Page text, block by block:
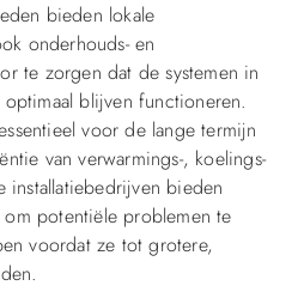
bieden lokale
onderhouds- en
te zorgen dat de systemen in
blijven functioneren.
voor de lange termijn
van verwarmings-, koelings-
installatiebedrijven bieden
potentiële problemen te
voordat ze tot grotere,